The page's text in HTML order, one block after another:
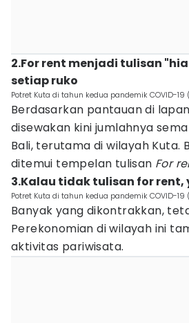
2.For rent menjadi tulisan
setiap ruko
Potret Kuta di tahun kedua pandemik COVID-
Berdasarkan pantauan di
disewakan kini jumlahnya
Bali, terutama di wilayah Kuta.
ditemui tempelan tulisan For
3.Kalau tidak tulisan for
Potret Kuta di tahun kedua pandemik COVID-
Banyak yang dikontrakkan,
Perekonomian di wilayah ini
aktivitas pariwisata.